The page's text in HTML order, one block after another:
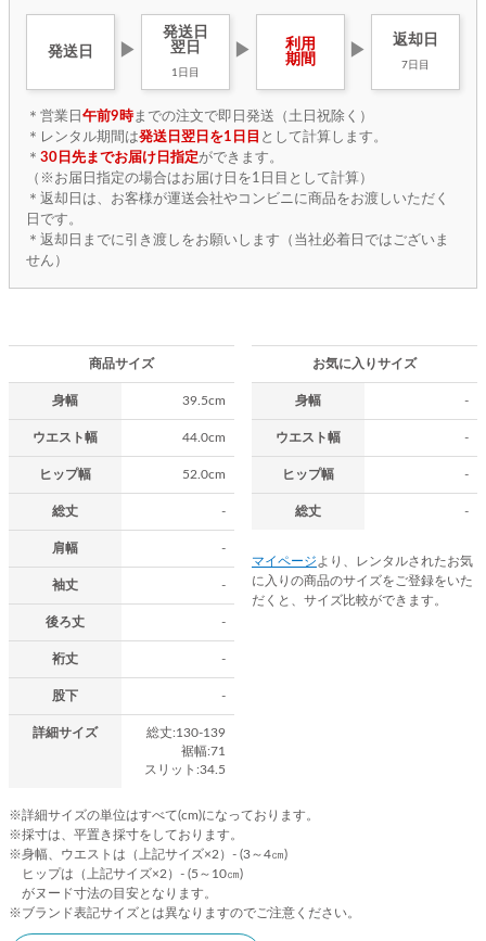
発送日 ▶
発送日
翌日
1日目
▶
利用
期間
▶
返却日
7日目
＊営業日 午前9時までの注文で即日発送（土日祝除く）
＊レンタル期間は発送日翌日を1日目 として計算します。
＊ 30日先までお届け日指定ができます。
（※お届日指定の場合はお届け日を1日目として計算）
＊返却日は、お客様が運送会社やコンビニに商品をお渡しいただく
日です。
＊返却日までに引き渡しをお願いします（当社必着日ではございま
せん）
商品サイズ
身幅 39.5cm
ウエスト幅 44.0cm
ヒップ幅 52.0cm
総丈 -
肩幅 -
袖丈 -
後ろ丈 -
裄丈 -
股下 -
詳細サイズ
総丈:130-139
裾幅:71
スリット:34.5
お気に入りサイズ
身幅 -
ウエスト幅 -
ヒップ幅 -
総丈 -
マイページ より、レンタルされたお気
に入りの商品のサイズをご登録をいた
だくと、サイズ比較ができます。
※詳細サイズの単位はすべて(cm)になっております。
※採寸は、平置き採寸をしております。
※身幅、ウエストは（上記サイズ×2）- (3～4㎝)
ヒップは（上記サイズ×2）- (5～10㎝)
がヌード寸法の目安となります。
※ブランド表記サイズとは異なりますのでご注意ください。